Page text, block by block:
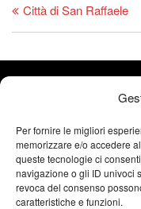
Per fornire le migliori
memorizzare e/o accedere
queste tecnologie ci
navigazione o gli ID univoci
revoca del consenso
caratteristiche e funzioni.
Città di San Raffaele
fotografici: Trimax -
©Franck Cluzel,